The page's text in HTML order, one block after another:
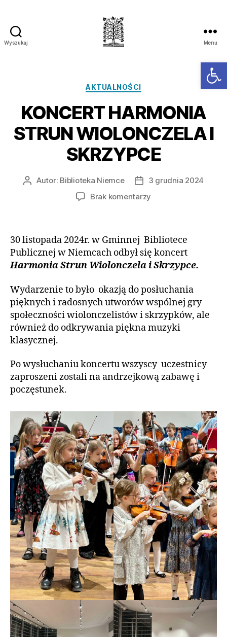
Wyszukaj Menu
AKTUALNOŚCI
KONCERT HARMONIA
STRUN WIOLONCZELA I
SKRZYPCE
Autor: Biblioteka Niemce
3 grudnia 2024
Brak komentarzy
30 listopada 2024r. w Gminnej Bibliotece
Publicznej w Niemcach odbył się koncert
Harmonia Strun Wiolonczela i Skrzypce.
Wydarzenie to było okazją do posłuchania
pięknych i radosnych utworów wspólnej gry
społeczności wiolonczelistów i skrzypków, ale
również do odkrywania piękna muzyki
klasycznej.
Po wysłuchaniu koncertu wszyscy uczestnicy
zaproszeni zostali na andrzejkową zabawę i
poczęstunek.